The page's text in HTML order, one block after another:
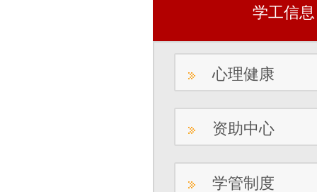
学工信息
心理健康
资助中心
学管制度